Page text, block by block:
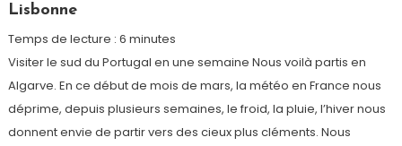
Lisbonne
Temps de lecture : 6 minutes
Visiter le sud du Portugal en une semaine Nous voilà partis en
Algarve. En ce début de mois de mars, la météo en France nous
déprime, depuis plusieurs semaines, le froid, la pluie, l’hiver nous
donnent envie de partir vers des cieux plus cléments. Nous